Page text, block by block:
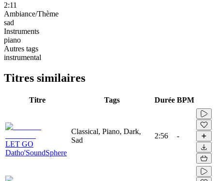
2:11
Ambiance/Thème
sad
Instruments
piano
Autres tags
instrumental
Titres similaires
Titre Tags Durée BPM
LET GO
Datho'SoundSphere
Classical, Piano, Dark,
Sad
2:56 -